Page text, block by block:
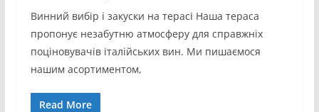
Винний вибір і закуски на терасі Наша тераса
пропонує незабутню атмосферу для справжніх
поціновувачів італійських вин. Ми пишаємося
нашим асортиментом,
Read More